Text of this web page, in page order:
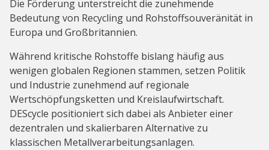
Die Förderung unterstreicht die zunehmende
Bedeutung von Recycling und Rohstoffsouveränität in
Europa und Großbritannien.
Während kritische Rohstoffe bislang häufig aus
wenigen globalen Regionen stammen, setzen Politik
und Industrie zunehmend auf regionale
Wertschöpfungsketten und Kreislaufwirtschaft.
DEScycle positioniert sich dabei als Anbieter einer
dezentralen und skalierbaren Alternative zu
klassischen Metallverarbeitungsanlagen.